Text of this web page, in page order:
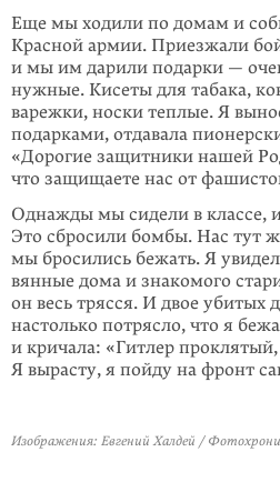
Еще мы ходили по домам и
Красной армии. Приезжали
и мы им дарили подарки —
нужные. Кисеты для табака,
варежки, носки теплые. Я
подарками, отдавала
«Дорогие защитники нашей
что защищаете нас от
Однажды мы сидели в классе, и
Это сбросили бомбы. Нас тут
мы бросились бежать. Я
вянные дома и знакомого
он весь трясся. И двое убитых
настолько потрясло, что я
и кричала: «Гитлер
Я вырасту, я пойду на фронт
Изображения: Евгений Халдей /